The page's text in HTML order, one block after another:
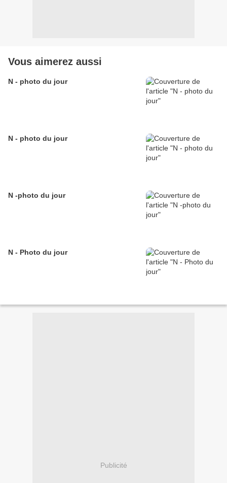
Vous aimerez aussi
N - photo du jour
N - photo du jour
N -photo du jour
N - Photo du jour
Publicité